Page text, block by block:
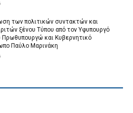
των πολιτικών συντακτών και
ξένου Τύπου από τον Υφυπουργό
και Κυβερνητικό
Παύλο Μαρινάκη